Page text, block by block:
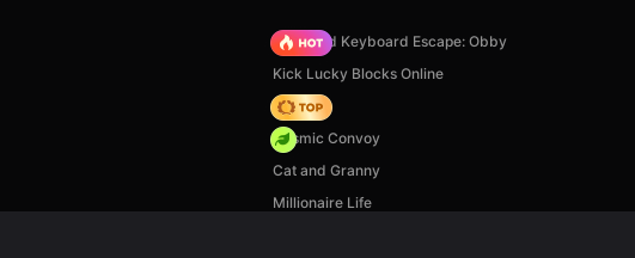
+1 Speed Keyboard Escape: Obby
Kick Lucky Blocks Online
Hedgies
Cosmic Convoy
Cat and Granny
Millionaire Life